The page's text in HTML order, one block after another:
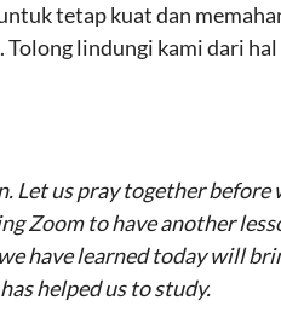
tetap kuat dan
lindungi kami dari
Let us pray together
Zoom to have another
have learned today will
helped us to study.